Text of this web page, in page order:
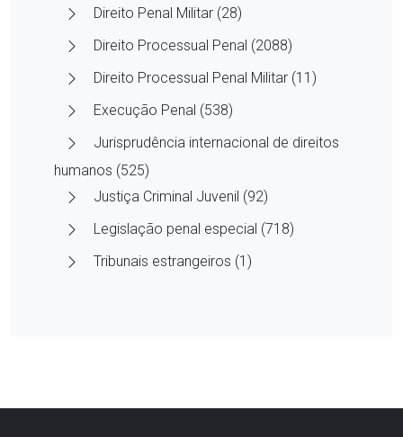
Direito Penal Militar (28)
Direito Processual Penal (2088)
Direito Processual Penal Militar (11)
Execução Penal (538)
Jurisprudência internacional de direitos
humanos (525)
Justiça Criminal Juvenil (92)
Legislação penal especial (718)
Tribunais estrangeiros (1)